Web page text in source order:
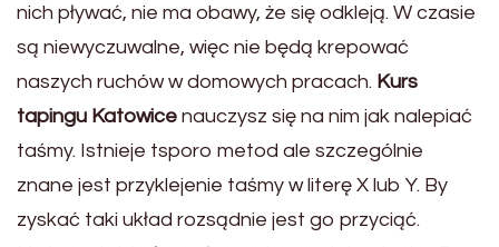
nich pływać, nie ma obawy, że się odkleją. W czasie
są niewyczuwalne, więc nie będą krepować
naszych ruchów w domowych pracach. Kurs
tapingu Katowice nauczysz się na nim jak nalepiać
taśmy. Istnieje tsporo metod ale szczególnie
znane jest przyklejenie taśmy w literę X lub Y. By
zyskać taki układ rozsądnie jest go przyciąć.